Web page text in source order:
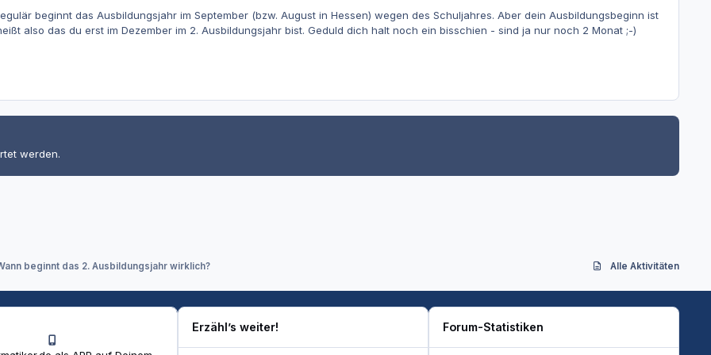
beginnt das Ausbildungsjahr im September (bzw. August in Hessen) wegen des Schuljahres. Aber dein Ausbildungsbeginn ist
also das du erst im Dezember im 2. Ausbildungsjahr bist. Geduld dich halt noch ein bisschien - sind ja nur noch 2 Monat ;-)
werden.
beginnt das 2. Ausbildungsjahr wirklich? Alle Aktivitäten
Erzähl’s weiter! Forum-Statistiken